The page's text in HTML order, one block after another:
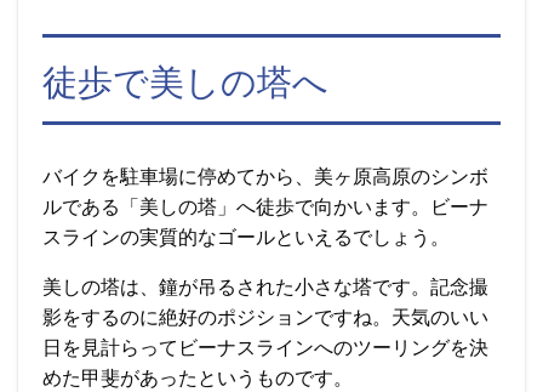
徒歩で美しの塔へ
バイクを駐車場に停めてから、美ヶ原高原のシンボ
ルである「美しの塔」へ徒歩で向かいます。ビーナ
スラインの実質的なゴールといえるでしょう。
美しの塔は、鐘が吊るされた小さな塔です。記念撮
影をするのに絶好のポジションですね。天気のいい
日を見計らってビーナスラインへのツーリングを決
めた甲斐があったというものです。